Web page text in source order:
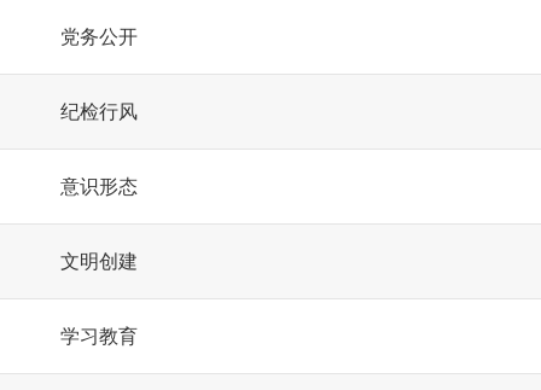
党务公开
纪检行风
意识形态
文明创建
学习教育